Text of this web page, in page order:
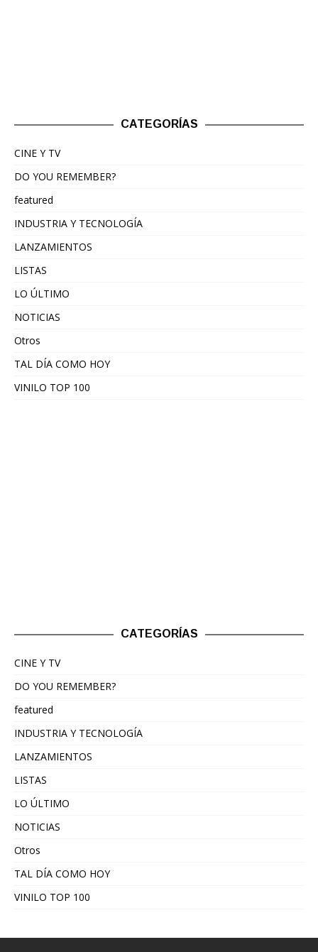
CATEGORÍAS
CINE Y TV
DO YOU REMEMBER?
featured
INDUSTRIA Y TECNOLOGÍA
LANZAMIENTOS
LISTAS
LO ÚLTIMO
NOTICIAS
Otros
TAL DÍA COMO HOY
VINILO TOP 100
CATEGORÍAS
CINE Y TV
DO YOU REMEMBER?
featured
INDUSTRIA Y TECNOLOGÍA
LANZAMIENTOS
LISTAS
LO ÚLTIMO
NOTICIAS
Otros
TAL DÍA COMO HOY
VINILO TOP 100